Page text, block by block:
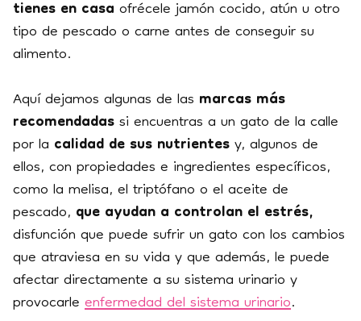
tienes en casaofrécele jamón cocido, atún u otro
tipo de pescado o carne antes de conseguir su
alimento.
Aquí dejamos algunas de lasmarcas más
recomendadassi encuentras a un gato de la calle
por lacalidad de sus nutrientesy, algunos de
ellos, con propiedades e ingredientes específicos,
como la melisa, el triptófano o el aceite de
pescado,que ayudan a controlan el estrés,
disfunción que puede sufrir un gato con los cambios
que atraviesa en su vida y que además, le puede
afectar directamente a su sistema urinario y
provocarleenfermedad del sistema urinario.